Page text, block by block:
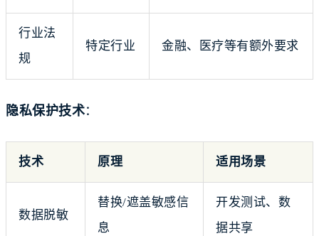
行业法
规
特定行业 金融、医疗等有额外要求
隐私保护技术：
技术 原理 适用场景
数据脱敏
替换/遮盖敏感信
息
开发测试、数
据共享